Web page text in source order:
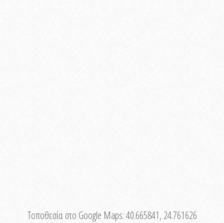
Τοποθεσία στο Google Maps:40.665841, 24.761626